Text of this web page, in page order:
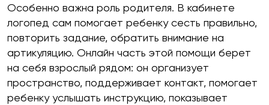
Особенно важна роль родителя. В кабинете
логопед сам помогает ребенку сесть правильно,
повторить задание, обратить внимание на
артикуляцию. Онлайн часть этой помощи берет
на себя взрослый рядом: он организует
пространство, поддерживает контакт, помогает
ребенку услышать инструкцию, показывает